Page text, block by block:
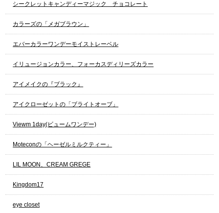
シークレットキャンディーマジック チョコレート
カラーズの「メガブラウン」
エバーカラーワンデーモイストレーベル
イリュージョンカラー、フォーカスディリーズカラー
アイメイクの『ブラック』
アイクローゼットの「ブライトオーブ」
Viewm 1day(ビュームワンデー)
Moteconの「ヘーゼルミルクティー」
LIL MOON、CREAM GREGE
Kingdom17
eye closet